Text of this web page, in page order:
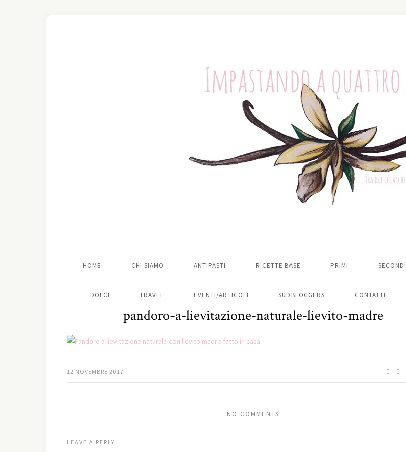
HOME CHI SIAMO ANTIPASTI RICETTE BASE PRIMI SECONDI
DOLCI TRAVEL EVENTI/ARTICOLI SUDBLOGGERS CONTATTI
pandoro-a-lievitazione-naturale-lievito-madre
12 NOVEMBRE 2017
NO COMMENTS
LEAVE A REPLY